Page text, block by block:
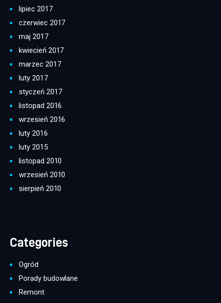
lipiec 2017
czerwiec 2017
maj 2017
kwiecień 2017
marzec 2017
luty 2017
styczeń 2017
listopad 2016
wrzesień 2016
luty 2016
luty 2015
listopad 2010
wrzesień 2010
sierpień 2010
Categories
Ogród
Porady budowlane
Remont